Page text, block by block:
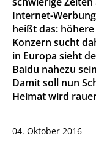
Internet-
heißt das:
Konzern sucht
in Europa sieht
Baidu nahezu
Damit soll nun
Heimat wird
04. Oktober 2016